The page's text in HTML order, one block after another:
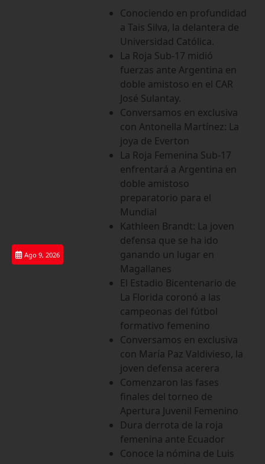
Ago 9, 2026
Conociendo en profundidad
a Tais Silva, la delantera de
Universidad Católica.
La Roja Sub-17 midió
fuerzas ante Argentina en
doble amistoso en el CAR
José Sulantay.
Conversamos en exclusiva
con Antonella Martínez: La
joya de Everton
La Roja Femenina Sub-17
enfrentará a Argentina en
doble amistoso
preparatorio para el
Mundial
Kathleen Brandt: La joven
defensa que se ha ido
ganando un lugar en
Magallanes
El Estadio Bicentenario de
La Florida coronó a las
campeonas del fútbol
formativo femenino
Conversamos en exclusiva
con María Paz Valdivieso, la
joven defensa acerera
Comenzaron las fases
finales del torneo de
Apertura Juvenil Femenino
Dura derrota de la roja
femenina ante Ecuador
Conoce la nómina de Luis